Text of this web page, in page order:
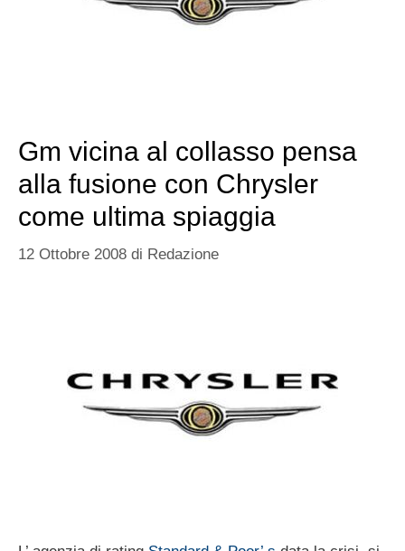
Gm vicina al collasso pensa
alla fusione con Chrysler
come ultima spiaggia
12 Ottobre 2008 di Redazione